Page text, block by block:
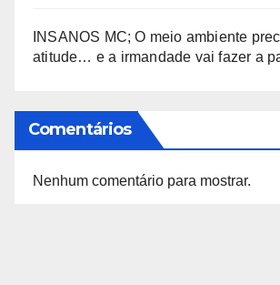
INSANOS MC; O meio ambiente
atitude… e a irmandade vai fazer a
Comentários
Nenhum comentário para mostrar.